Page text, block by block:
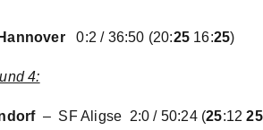
0:2 / 36:50 (20:25 16:25)
4:
– SF Aligse 2:0 / 50:24 (25:1225